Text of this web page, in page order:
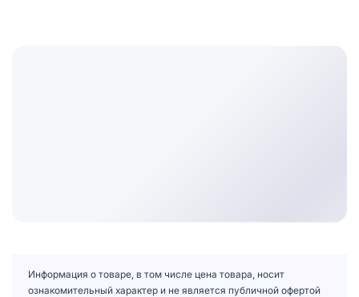
Информация о товаре, в том числе цена товара, носит
ознакомительный характер и не является публичной офертой